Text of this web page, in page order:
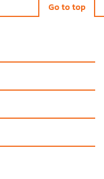
Go to top